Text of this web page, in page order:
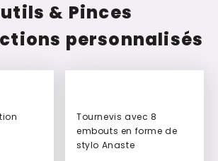
& Pinces
personnalisés
Tournevis avec 8
embouts en forme de
stylo Anaste